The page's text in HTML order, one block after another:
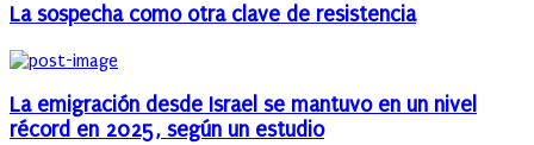
La sospecha como otra clave de resistencia
La emigración desde Israel se mantuvo en un nivel
récord en 2025, según un estudio